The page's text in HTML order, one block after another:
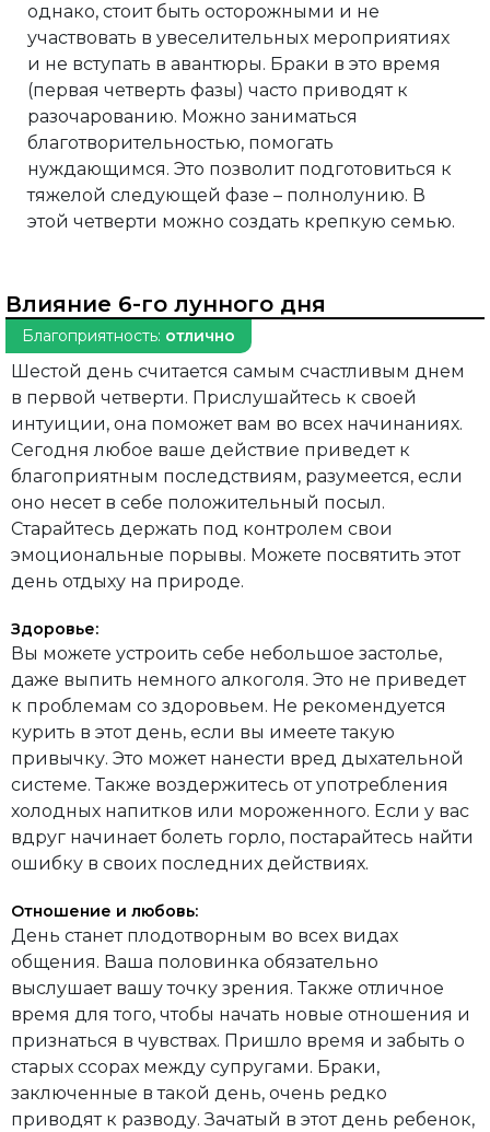
однако, стоит быть осторожными и не
участвовать в увеселительных мероприятиях
и не вступать в авантюры. Браки в это время
(первая четверть фазы) часто приводят к
разочарованию. Можно заниматься
благотворительностью, помогать
нуждающимся. Это позволит подготовиться к
тяжелой следующей фазе – полнолунию. В
этой четверти можно создать крепкую семью.
Влияние 6-го лунного дня
Благоприятность: отлично
Шестой день считается самым счастливым днем
в первой четверти. Прислушайтесь к своей
интуиции, она поможет вам во всех начинаниях.
Сегодня любое ваше действие приведет к
благоприятным последствиям, разумеется, если
оно несет в себе положительный посыл.
Старайтесь держать под контролем свои
эмоциональные порывы. Можете посвятить этот
день отдыху на природе.
Здоровье:
Вы можете устроить себе небольшое застолье,
даже выпить немного алкоголя. Это не приведет
к проблемам со здоровьем. Не рекомендуется
курить в этот день, если вы имеете такую
привычку. Это может нанести вред дыхательной
системе. Также воздержитесь от употребления
холодных напитков или мороженного. Если у вас
вдруг начинает болеть горло, постарайтесь найти
ошибку в своих последних действиях.
Отношение и любовь:
День станет плодотворным во всех видах
общения. Ваша половинка обязательно
выслушает вашу точку зрения. Также отличное
время для того, чтобы начать новые отношения и
признаться в чувствах. Пришло время и забыть о
старых ссорах между супругами. Браки,
заключенные в такой день, очень редко
приводят к разводу. Зачатый в этот день ребенок,